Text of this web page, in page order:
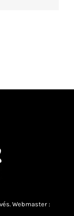
Webmaster :